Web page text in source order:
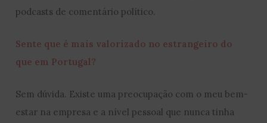
podcasts de comentário político.
Sente que é mais valorizado no estrangeiro do
que em Portugal?
Sem dúvida. Existe uma preocupação com o meu bem-
estar na empresa e a nível pessoal que nunca tinha